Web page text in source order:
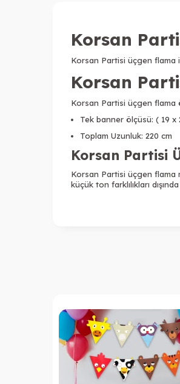
Korsan
Korsan Partisi üçgen flama
Korsan
Korsan Partisi üçgen flama
Tek banner ölçüsü: ( 19 x
Toplam Uzunluk: 220 cm
Korsan Partisi
Korsan Partisi üçgen flama
küçük ton farklılıkları